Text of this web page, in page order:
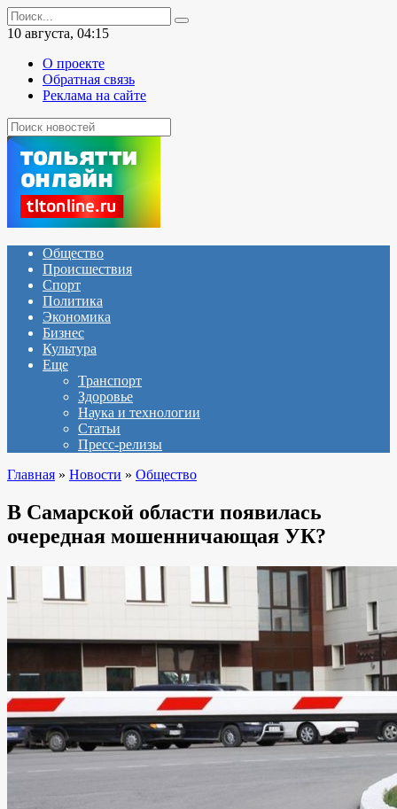
Перейти
к
содержанию
Search
for:
10 августа, 04:15
О проекте
Обратная связь
Реклама на сайте
Общество
Происшествия
Спорт
Политика
Экономика
Бизнес
Культура
Еще
Транспорт
Здоровье
Наука и технологии
Статьи
Пресс-релизы
Главная » Новости » Общество
В Самарской области появилась
очередная мошенничающая УК?